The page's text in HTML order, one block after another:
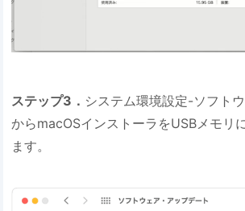
ステップ3． システム環境設定-ソフト
からmacOSインストーラをUSBメモリ
ます。